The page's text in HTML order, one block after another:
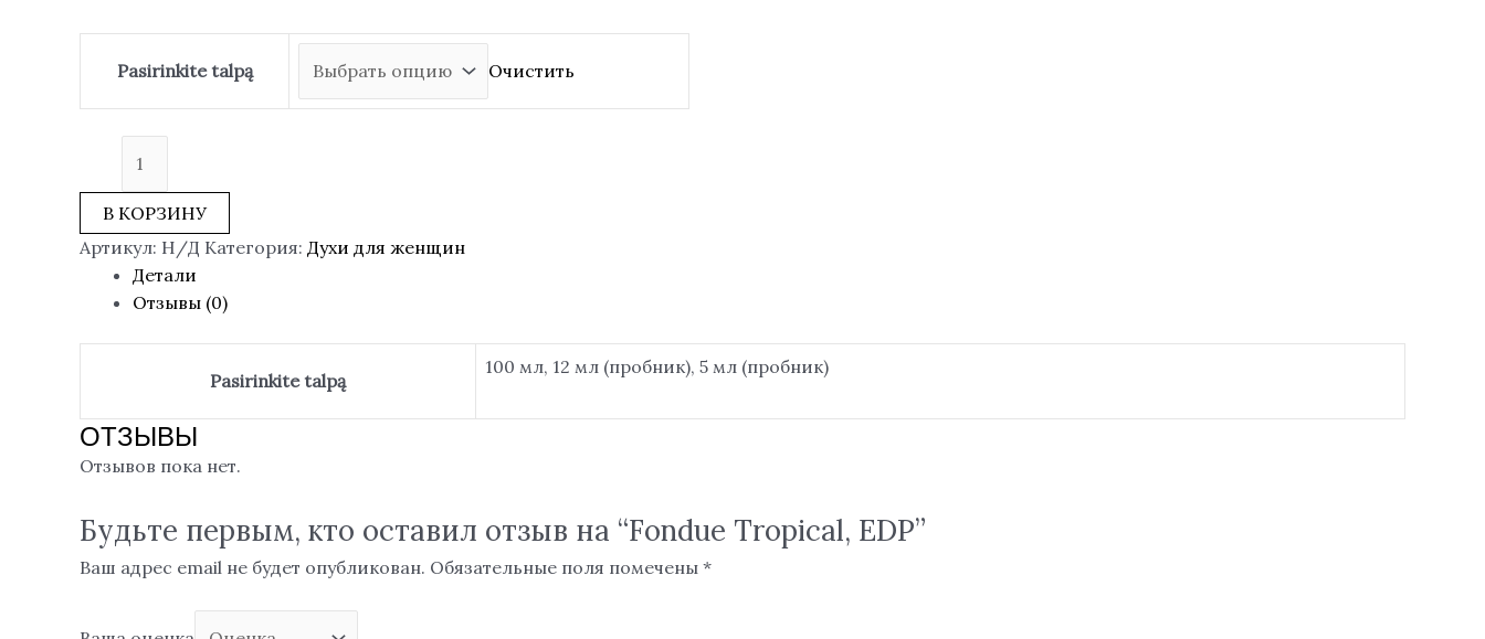
Pasirinkite talpą Очистить
В КОРЗИНУ
Артикул: Н/Д Категория: Духи для женщин
Детали
Отзывы (0)
Pasirinkite talpą
100 мл, 12 мл (пробник), 5 мл (пробник)
ОТЗЫВЫ
Отзывов пока нет.
Будьте первым, кто оставил отзыв на “Fondue Tropical, EDP”
Ваш адрес email не будет опубликован. Обязательные поля помечены *